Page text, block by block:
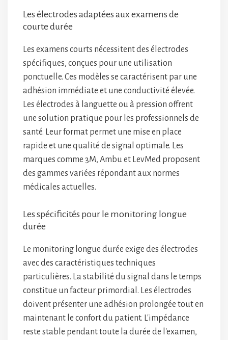
Les électrodes adaptées aux examens de
courte durée
Les examens courts nécessitent des électrodes
spécifiques, conçues pour une utilisation
ponctuelle. Ces modèles se caractérisent par une
adhésion immédiate et une conductivité élevée.
Les électrodes à languette ou à pression offrent
une solution pratique pour les professionnels de
santé. Leur format permet une mise en place
rapide et une qualité de signal optimale. Les
marques comme 3M, Ambu et LevMed proposent
des gammes variées répondant aux normes
médicales actuelles.
Les spécificités pour le monitoring longue
durée
Le monitoring longue durée exige des électrodes
avec des caractéristiques techniques
particulières. La stabilité du signal dans le temps
constitue un facteur primordial. Les électrodes
doivent présenter une adhésion prolongée tout en
maintenant le confort du patient. L'impédance
reste stable pendant toute la durée de l'examen,